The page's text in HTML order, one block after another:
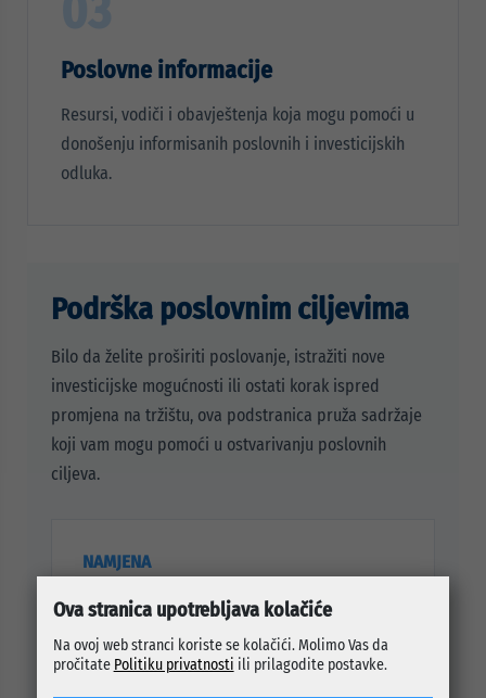
Poslovne informacije
Resursi, vodiči i obavještenja koja mogu pomoći u
donošenju informisanih poslovnih i investicijskih
odluka.
Podrška poslovnim ciljevima
Bilo da želite proširiti poslovanje, istražiti nove
investicijske mogućnosti ili ostati korak ispred
promjena na tržištu, ova podstranica pruža sadržaje
koji vam mogu pomoći u ostvarivanju poslovnih
ciljeva.
NAMJENA
Podstranica je namijenjena privrednicima,
investitorima, obrtnicima, početnicima u
biznisu i svima koji žele pratiti poslovne
Ova stranica upotrebljava kolačiće
Na ovoj web stranci koriste se kolačići. Molimo Vas da
pročitate Politiku privatnosti ili prilagodite postavke.